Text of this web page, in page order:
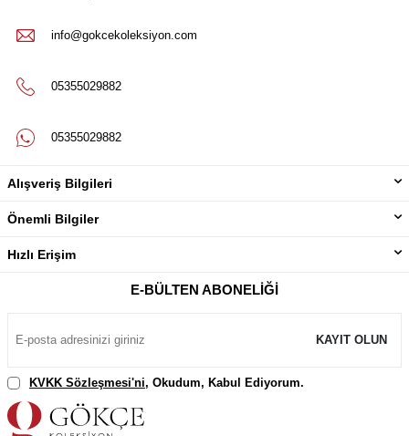
info@gokcekoleksiyon.com
05355029882
05355029882
Alışveriş Bilgileri
Önemli Bilgiler
Hızlı Erişim
E-BÜLTEN ABONELIĞI
KAYIT OLUN
KVKK Sözleşmesi'ni, Okudum, Kabul Ediyorum.